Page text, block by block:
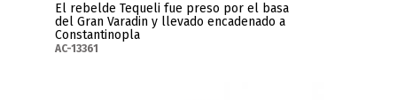
El rebelde Tequeli fue preso por el basa
del Gran Varadin y llevado encadenado a
Constantinopla
AC-13361